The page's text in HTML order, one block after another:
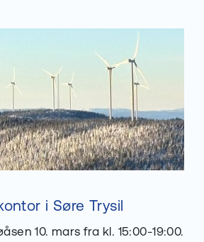
i Søre Trysil
10. mars fra kl. 15:00-19:00.